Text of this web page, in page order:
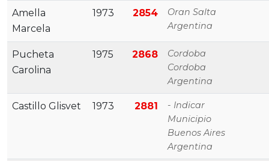
Amella
Marcela
1973 2854
Oran Salta
Argentina
Pucheta
Carolina
1975 2868
Cordoba
Cordoba
Argentina
Castillo Glisvet 1973 2881
- Indicar
Municipio
Buenos Aires
Argentina